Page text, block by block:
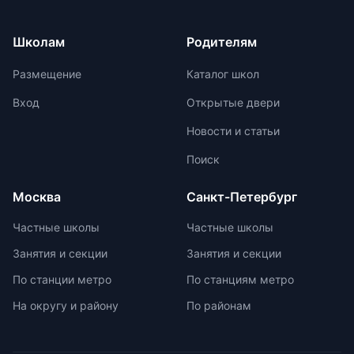
Участие в международных
новый опыт, пройти серьезную
подготовку и пообщаться с
критического и творческого
мышления. Ключевой особенностью
частной школы является небольшая
наполняемость классов, что
развития ребенка. При выборе
частной школы необходимо
недостатки, а также финансовые
возможности семьи. Важно
образовательной лицензии и
Школам
Размещение
Вход
Родителям
Каталог школ
Открытые двери
Новости и статьи
Поиск
Москва
Частные школы
Занятия и секции
По станции метро
На округу и району
Санкт-Петербург
Частные школы
Занятия и секции
По станциям метро
По районам